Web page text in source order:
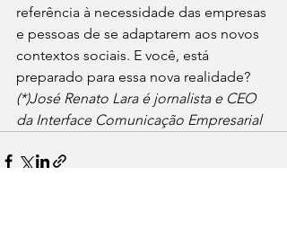
referência à necessidade das empresas
e pessoas de se adaptarem aos novos
contextos sociais. E você, está
preparado para essa nova realidade?
(*)José Renato Lara é jornalista e CEO
da Interface Comunicação Empresarial